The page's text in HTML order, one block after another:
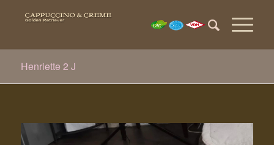
Henriette 2 J